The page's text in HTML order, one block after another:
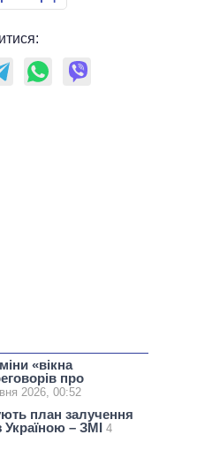
«вікна
про
2026, 00:52
план залучення
Україною – ЗМІ 4